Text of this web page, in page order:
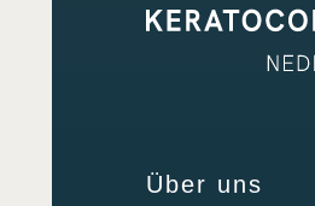
Über uns